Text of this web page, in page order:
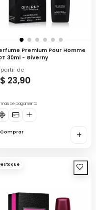
Premium Pour Homme
30ml - Giverny
de
23,90
de pagamento
Comprar +